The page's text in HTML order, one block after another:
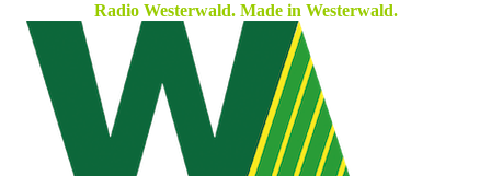
Radio Westerwald. Made in Westerwald.